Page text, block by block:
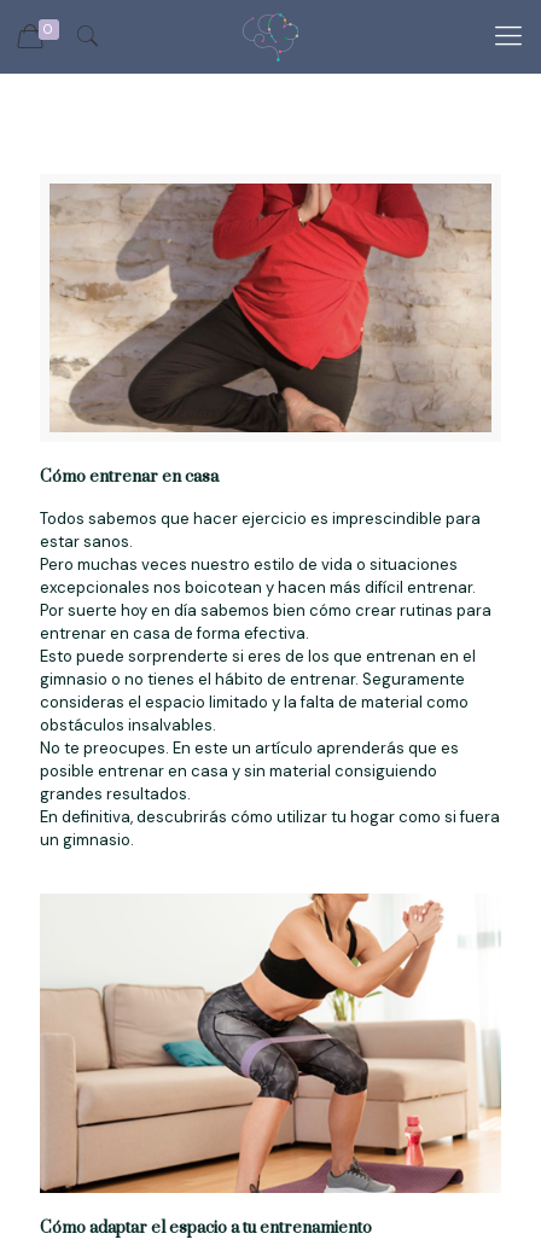
0
Cómo entrenar en casa
Todos sabemos que hacer ejercicio es imprescindible para
estar sanos.
Pero muchas veces nuestro estilo de vida o situaciones
excepcionales nos boicotean y hacen más difícil entrenar.
Por suerte hoy en día sabemos bien cómo crear rutinas para
entrenar en casa de forma efectiva.
Esto puede sorprenderte si eres de los que entrenan en el
gimnasio o no tienes el hábito de entrenar. Seguramente
consideras el espacio limitado y la falta de material como
obstáculos insalvables.
No te preocupes. En este un artículo aprenderás que es
posible entrenar en casa y sin material consiguiendo
grandes resultados.
En definitiva, descubrirás cómo utilizar tu hogar como si fuera
un gimnasio.
Cómo adaptar el espacio a tu entrenamiento